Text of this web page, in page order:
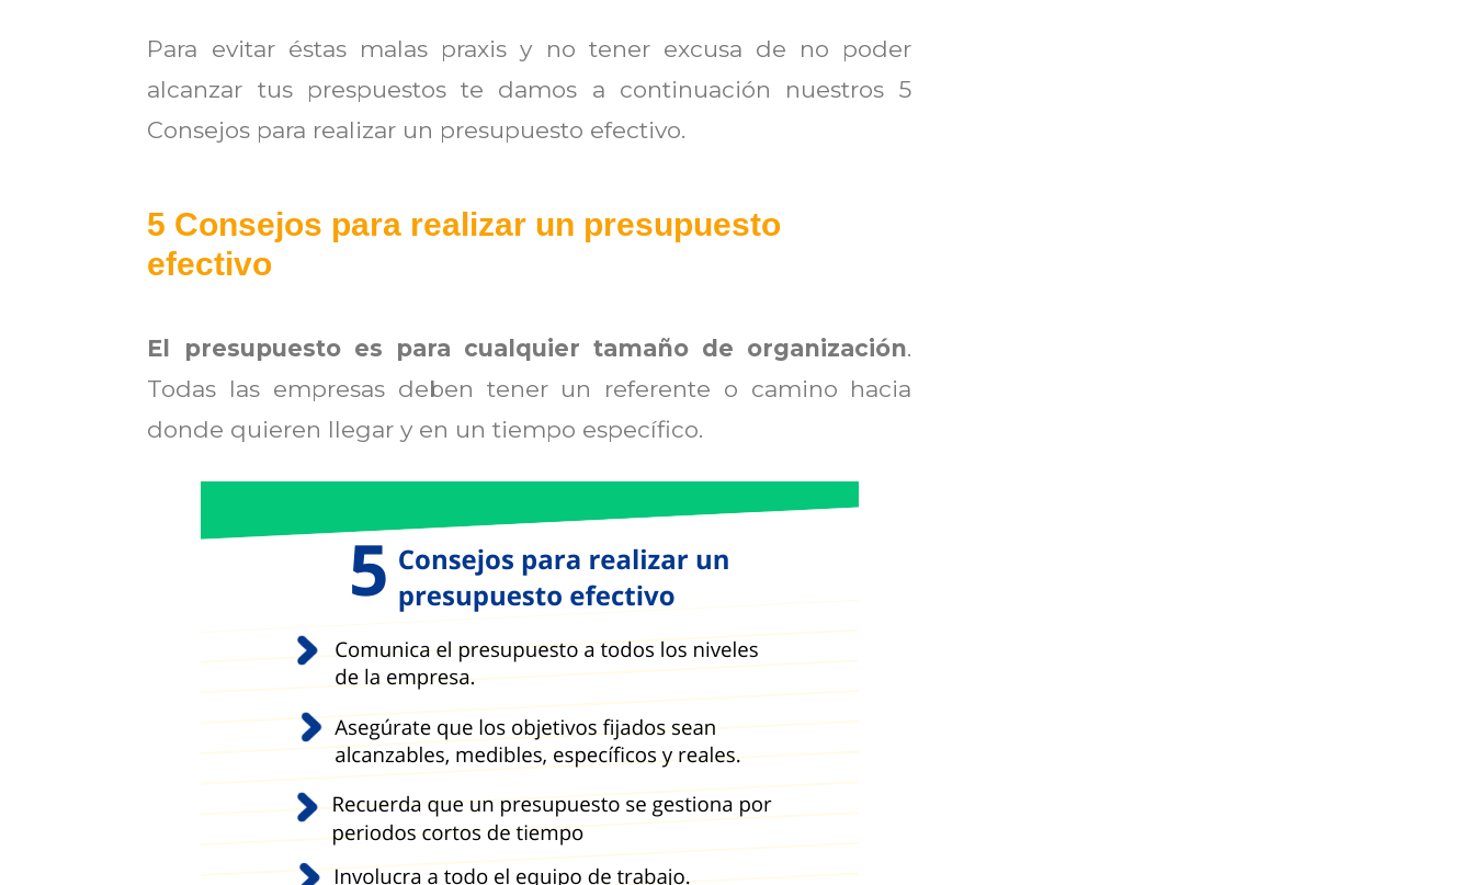
Para evitar éstas malas praxis y no tener excusa de no poder
alcanzar tus prespuestos te damos a continuación nuestros 5
Consejos para realizar un presupuesto efectivo.
5 Consejos para realizar un presupuesto
efectivo
El presupuesto es para cualquier tamaño de organización.
Todas las empresas deben tener un referente o camino hacia
donde quieren llegar y en un tiempo específico.